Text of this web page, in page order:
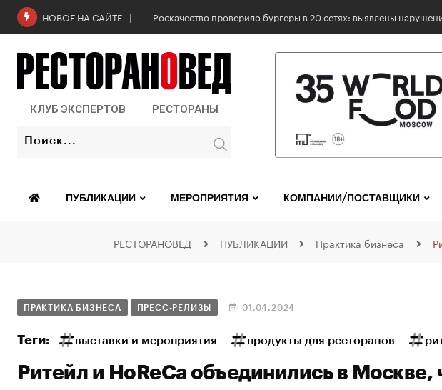
НОВОЕ НА САЙТЕ 6 августа: Всемирный день горчицы
КЛУБ ЭКСПЕРТОВ РЕСТОРАНЫ
ПУБЛИКАЦИИ МЕРОПРИЯТИЯ КОМПАНИИ/ПОСТАВЩИКИ
РЕСТОРАНОВЕД ПУБЛИКАЦИИ Практика бизнеса
ПРАКТИКА БИЗНЕСА ПРЕСС-РЕЛИЗЫ 01.04.2024
Теги: выставки и мероприятия продукты для ресторанов
Ритейл и HoReCa объединились в